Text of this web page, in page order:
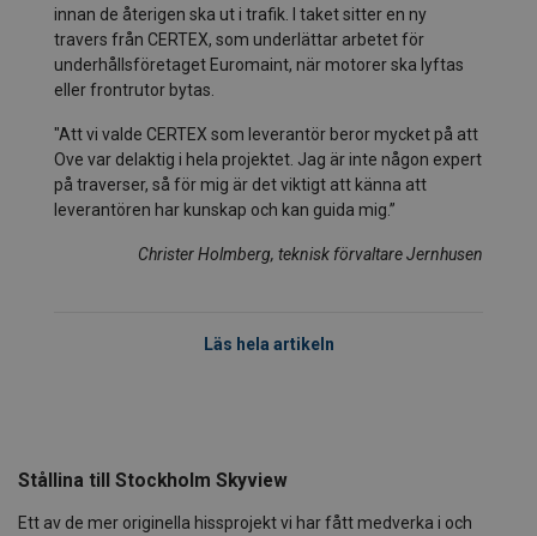
innan de återigen ska ut i trafik. I taket sitter en ny
travers från CERTEX, som underlättar arbetet för
underhållsföretaget Euromaint, när motorer ska lyftas
eller frontrutor bytas.
"Att vi valde CERTEX som leverantör beror mycket på att
Ove var delaktig i hela projektet. Jag är inte någon expert
på traverser, så för mig är det viktigt att känna att
leverantören har kunskap och kan guida mig.”
Christer Holmberg, teknisk förvaltare Jernhusen
Läs hela artikeln
Stållina till Stockholm Skyview
Ett av de mer originella hissprojekt vi har fått medverka i och